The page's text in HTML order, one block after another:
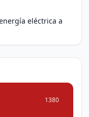
eléctrica a
1380